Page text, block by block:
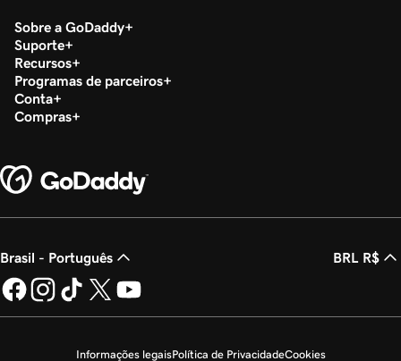
Sobre a GoDaddy
Suporte
Recursos
Programas de parceiros
Conta
Compras
Brasil - Português BRL R$
Informações legaisPolítica de PrivacidadeCookies